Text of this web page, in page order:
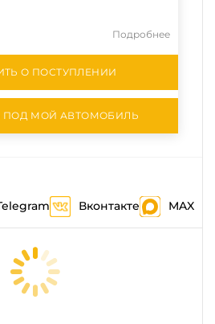
Подробнее
О ПОСТУПЛЕНИИ
ПОД МОЙ АВТОМОБИЛЬ
Вконтакте MAX